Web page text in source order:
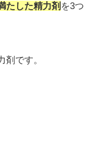
たした精力剤 を3つ
です。